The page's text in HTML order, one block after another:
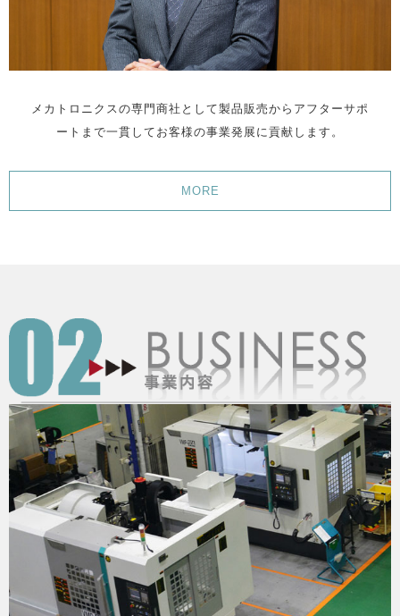
メカトロニクスの専門商社として製品販売からアフターサポ
ートまで一貫してお客様の事業発展に貢献します。
MORE